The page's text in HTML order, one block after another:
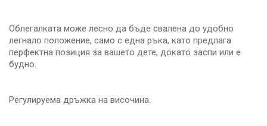
Облегалката може лесно да бъде свалена до удобно
легнало положение, само с една ръка, като предлага
перфектна позиция за вашето дете, докато заспи или е
будно.
Регулируема дръжка на височина.